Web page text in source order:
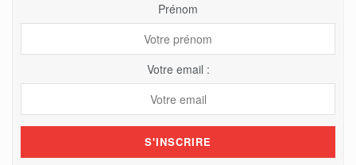
Prénom
Votre email :